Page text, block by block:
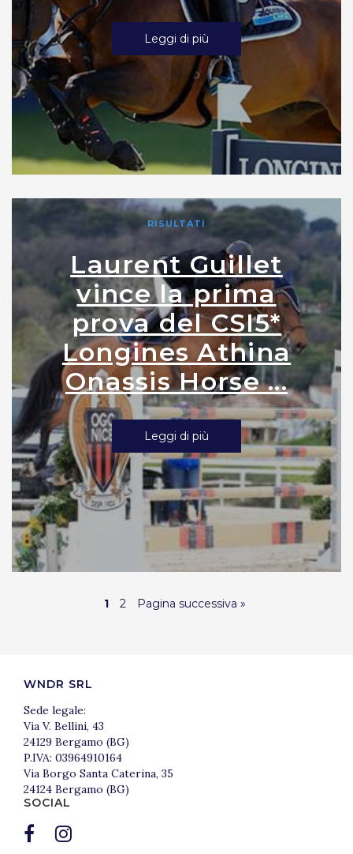
Leggi di più
RISULTATI
Laurent Guillet
vince la prima
prova del CSI5*
Longines Athina
Onassis Horse ...
Leggi di più
1 2 Pagina successiva »
WNDR SRL
Sede legale:
Via V. Bellini, 43
24129 Bergamo (BG)
P.IVA: 03964910164
Via Borgo Santa Caterina, 35
24124 Bergamo (BG)
SOCIAL